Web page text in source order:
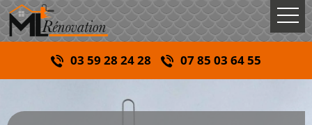
03 59 28 24 28 07 85 03 64 55